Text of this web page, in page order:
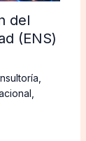
del
(ENS)